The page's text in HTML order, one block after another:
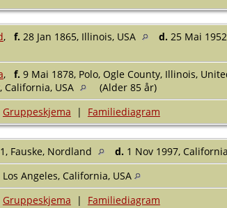
, f. 28 Jan 1865, Illinois, USA d. 25 Mai
, f. 9 Mai 1878, Polo, Ogle County, Illinois,
California, USA
(Alder 85 år)
Gruppeskjema | Familiediagram
Fauske, Nordland d. 1 Nov 1997,
Los Angeles, California, USA
Gruppeskjema | Familiediagram